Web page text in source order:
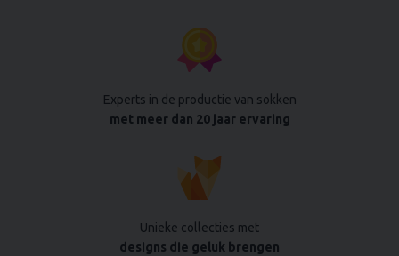
Experts in de productie van sokken
met meer dan 20 jaar ervaring
Unieke collecties met
designs die geluk brengen